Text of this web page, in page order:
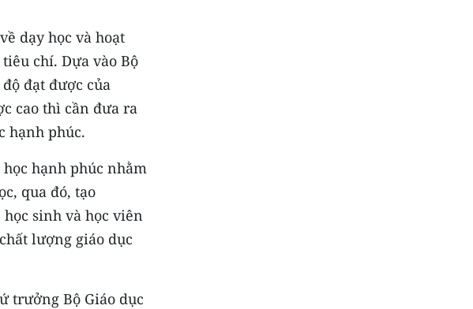
dạy học và hoạt
chí. Dựa vào Bộ
đạt được của
cao thì cần đưa ra
hạnh phúc.
hạnh phúc nhằm
qua đó, tạo
sinh và học viên
lượng giáo dục
trưởng Bộ Giáo dục